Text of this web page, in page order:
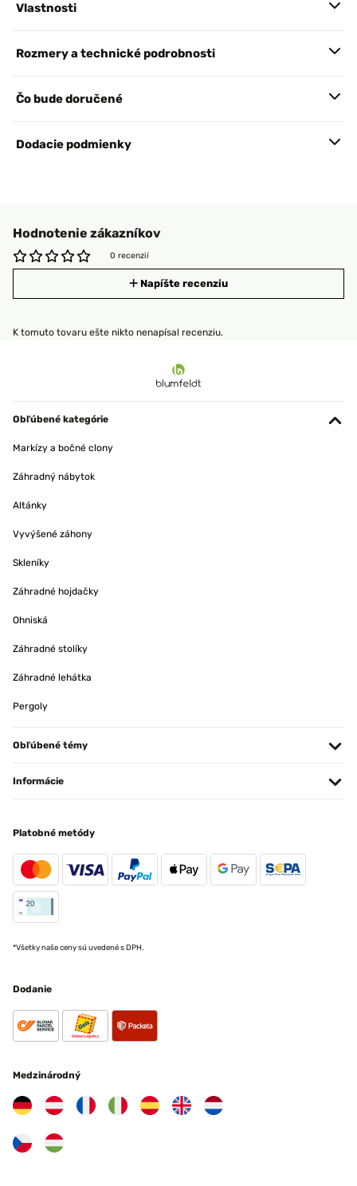
Vlastnosti
Rozmery a technické podrobnosti
Čo bude doručené
Dodacie podmienky
Hodnotenie zákazníkov
0 recenzií
Napíšte recenziu
K tomuto tovaru ešte nikto nenapísal recenziu.
Obľúbené kategórie
Markízy a bočné clony
Záhradný nábytok
Altánky
Vyvýšené záhony
Skleníky
Záhradné hojdačky
Ohniská
Záhradné stolíky
Záhradné lehátka
Pergoly
Obľúbené témy
Informácie
Platobné metódy
*Všetky naše ceny sú uvedené s DPH.
Dodanie
Medzinárodný